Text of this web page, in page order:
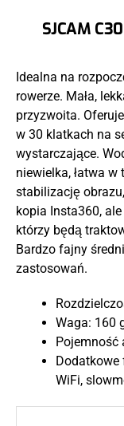
SJCAM
Idealna na
rowerze. Mała,
przyzwoita.
w 30 klatkach na
wystarczające.
niewielka, łatwa
stabilizację
kopia Insta360,
którzy będą
Bardzo fajny
zastosowań.
Waga: 160
Pojemność
Dodatkowe
WiFi,